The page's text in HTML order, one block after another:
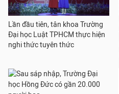
Lần đầu tiên, tân khoa Trường
Đại học Luật TPHCM thực hiện
nghi thức tuyên thức